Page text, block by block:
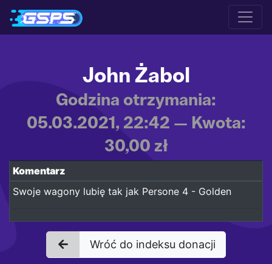
John Żabol
Godzina otrzymania:
05.03.2021, 22:42 — Kwota:
30,00 zł
Komentarz
Swoje wagony lubię tak jak Persone 4 - Golden
Wróć do indeksu donacji